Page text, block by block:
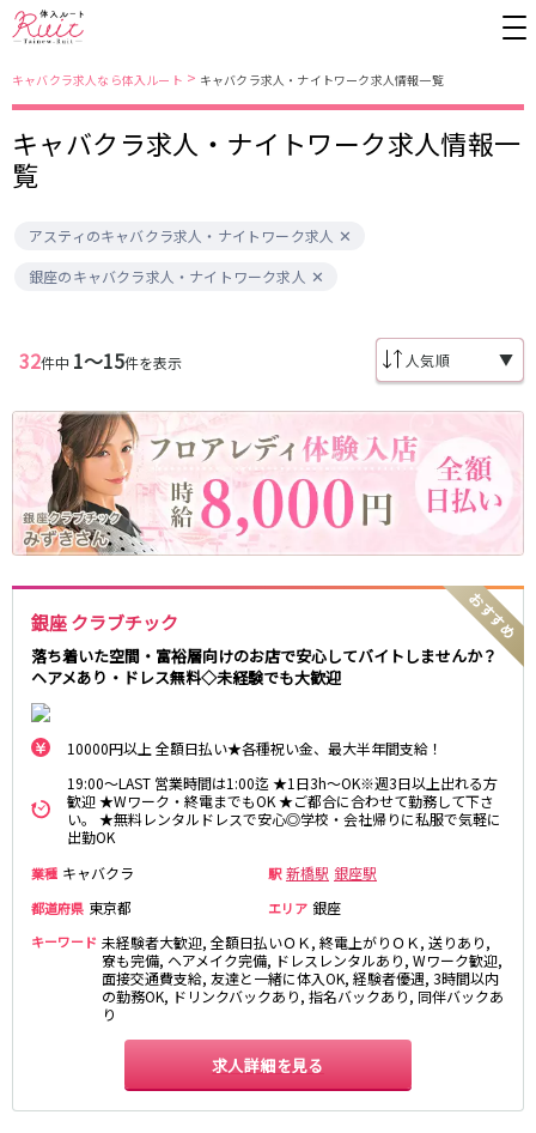
キャバクラ求人なら体入ルート > キャバクラ求人・ナイトワーク求人情報一覧
キャバクラ求人・ナイトワーク求人情報一
覧
アスティのキャバクラ求人・ナイトワーク求人
銀座のキャバクラ求人・ナイトワーク求人
32件中 1〜15件を表示 ▼
銀座 クラブチック
落ち着いた空間・富裕層向けのお店で安心してバイトしませんか？
ヘアメあり・ドレス無料◇未経験でも大歓迎
10000円以上 全額日払い★各種祝い金、最大半年間支給！
19:00～LAST 営業時間は1:00迄 ★1日3h～OK※週3日以上出れる方
歓迎 ★Wワーク・終電までもOK ★ご都合に合わせて勤務して下さ
い。 ★無料レンタルドレスで安心◎学校・会社帰りに私服で気軽に
出勤OK
業種 キャバクラ 駅 新橋駅 銀座駅
都道府県 東京都 エリア 銀座
キーワード 未経験者大歓迎, 全額日払いＯＫ, 終電上がりＯＫ, 送りあり,
寮も完備, ヘアメイク完備, ドレスレンタルあり, Wワーク歓迎,
面接交通費支給, 友達と一緒に体入OK, 経験者優遇, 3時間以内
の勤務OK, ドリンクバックあり, 指名バックあり, 同伴バックあ
り
求人詳細を見る
東京都
錦糸町・亀戸
新橋
吉祥寺
町田
五反田
渋谷
北千住
八王子
練馬
六本木
品川・大井町・大森
秋葉原
中野
恵比寿
葛西
自由が丘・学芸大学
三軒茶屋・二子玉川
駒込・日暮里
荻窪・阿佐ヶ谷
浅草・浅草橋・両国
下北沢・経堂
大塚・巣鴨
目黒・中目黒
拝島・小作
綾瀬・竹ノ塚・西新井
調布
高円寺
国分寺
亀有・金町
明大前・烏山
四谷・神楽坂
菊川・瑞江
高田馬場・大久保
西麻布
神奈川県
川崎
藤沢・鎌倉
相模原
厚木
横浜
東京メトロ日比谷線
秋葉原駅
北千住駅
恵比寿駅
六本木駅
上野御徒町駅
練馬駅
門前仲町駅
東新宿駅
両国駅
東中野駅
飯田橋駅
麻布十番駅
森下駅
JR中央・総武線
千葉駅
錦糸町駅
秋葉原駅
西船橋駅
津田沼駅
亀戸駅
小岩駅
市川駅
阿佐ヶ谷駅
三鷹駅
新小岩駅
平井駅
稲毛駅
両国駅
西荻窪駅
浅草橋駅
水道橋駅
東中野駅
飯田橋駅
幕張本郷駅
四ツ谷駅